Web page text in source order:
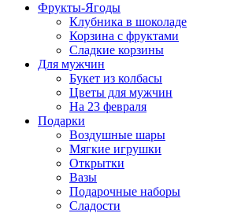
Фрукты-Ягоды
Клубника в шоколаде
Корзина с фруктами
Сладкие корзины
Для мужчин
Букет из колбасы
Цветы для мужчин
На 23 февраля
Подарки
Воздушные шары
Мягкие игрушки
Открытки
Вазы
Подарочные наборы
Сладости